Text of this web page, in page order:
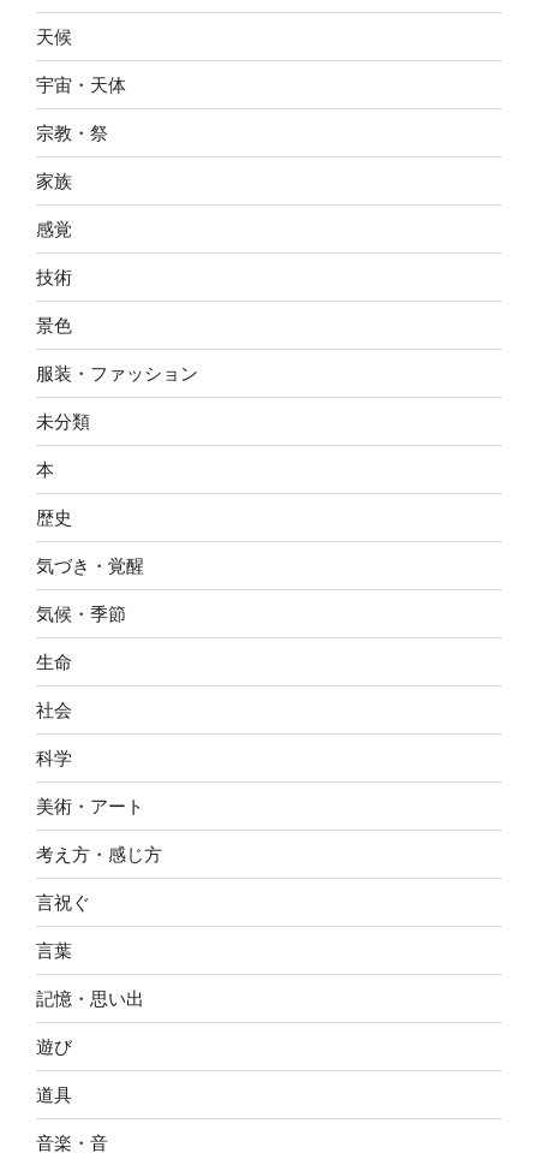
天候
宇宙・天体
宗教・祭
家族
感覚
技術
景色
服装・ファッション
未分類
本
歴史
気づき・覚醒
気候・季節
生命
社会
科学
美術・アート
考え方・感じ方
言祝ぐ
言葉
記憶・思い出
遊び
道具
音楽・音